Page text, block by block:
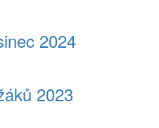
2024
2023